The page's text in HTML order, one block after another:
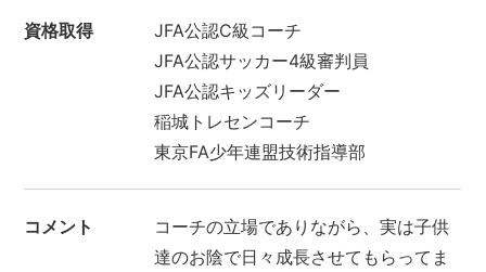
資格取得
JFA公認C級コーチ
JFA公認サッカー4級審判員
JFA公認キッズリーダー
稲城トレセンコーチ
東京FA少年連盟技術指導部
コメント
コーチの立場でありながら、実は子供
達のお陰で日々成長させてもらってま